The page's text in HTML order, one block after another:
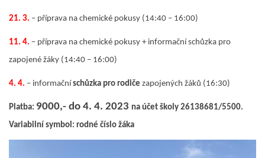
21. 3. – příprava na chemické pokusy (14:40 – 16:00)
11. 4. – příprava na chemické pokusy + informační schůzka pro
zapojené žáky (14:40 – 16:00)
4. 4. – informační schůzka pro rodiče zapojených žáků (16:30)
Platba: 9000,- do 4. 4. 2023 na účet školy 26138681/5500.
Variabilní symbol: rodné číslo žáka